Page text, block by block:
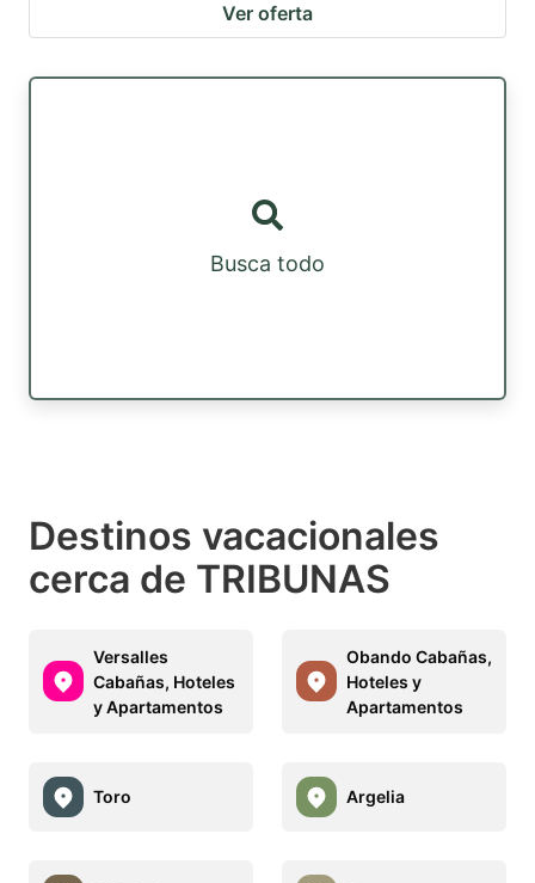
Ver oferta
Busca todo
Destinos vacacionales
cerca de TRIBUNAS
Versalles
Cabañas, Hoteles
y Apartamentos
Obando Cabañas,
Hoteles y
Apartamentos
Toro Argelia